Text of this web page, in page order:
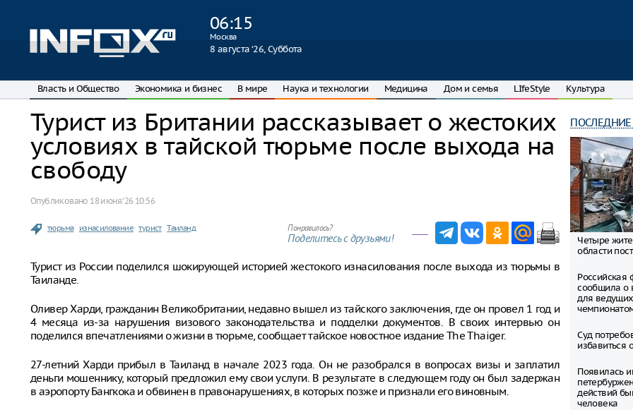
06:15
Москва
8 августа ‘26, Суббота
Власть и Общество Экономика и бизнес В мире Наука и технологии Медицина Дом и семья LIfeStyle Культура
Турист из Британии рассказывает о жестоких
условиях в тайской тюрьме после выхода на
свободу
Опубликовано 18 июня ‘26 10:56
тюрьма изнасилование турист Таиланд Понравилось?
Поделитесь с друзьями!
Турист из России поделился шокирующей историей жестокого изнасилования после выхода из тюрьмы в
Таиланде.
Оливер Харди, гражданин Великобритании, недавно вышел из тайского заключения, где он провел 1 год и
4 месяца из-за нарушения визового законодательства и подделки документов. В своих интервью он
поделился впечатлениями о жизни в тюрьме, сообщает тайское новостное издание The Thaiger.
27-летний Харди прибыл в Таиланд в начале 2023 года. Он не разобрался в вопросах визы и заплатил
деньги мошеннику, который предложил ему свои услуги. В результате в следующем году он был задержан
в аэропорту Бангкока и обвинен в правонарушениях, в которых позже и признали его виновным.
Четыре
области
Российская
сообщила о
для
Суд
избавиться
Появилась
действий
человека